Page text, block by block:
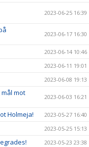
2023-06-25 16:39
2023-06-17 16:30
2023-06-14 10:46
2023-06-11 19:01
2023-06-08 19:13
mot
2023-06-03 16:21
Holmeja! 2023-05-27 16:40
2023-05-25 15:13
2023-05-23 23:38